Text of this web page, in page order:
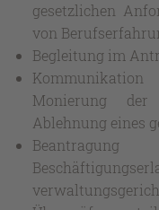
gesetzlichen
von
Begleitung im
Monierung der
Ablehnung eines